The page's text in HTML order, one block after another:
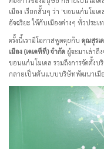
เมือง เรียกสั้นๆ ว่า ‘ขอนแก่นโม
อัจฉริยะ ให้กับเมืองต่างๆ ทั่วประเ
ครั้งนี้เรามีโอกาสพูดคุยกับ คุณสุรเ
เมือง (เคเคทีที) จำกัด ผู้จะมาเล่าถึ
ขอนแก่นโมเดล รวมถึงการจัดตั้ง
กลายเป็นต้นแบบบริษัทพัฒนาเมือง